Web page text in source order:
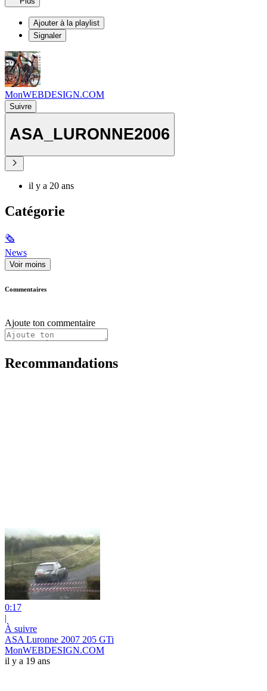
Ajouter à la playlist
Signaler
MonWEBDESIGN.COM
Suivre
ASA_LURONNE2006
il y a 20 ans
Catégorie
🗞
News
Voir moins
Commentaires
Ajoute ton commentaire
Recommandations
0:17
|
À suivre
ASA Luronne 2007 205 GTi
MonWEBDESIGN.COM
il y a 19 ans